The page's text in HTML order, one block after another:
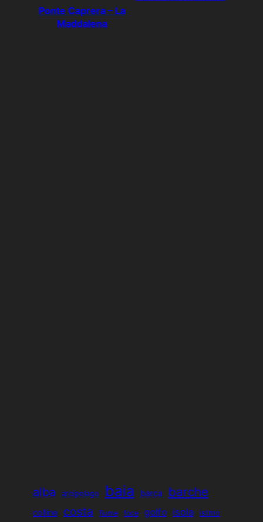
Ponte Caprera – La
Maddalena
alba arcipelago baia barca barche
colline costa fiume foce golfo isola istmo